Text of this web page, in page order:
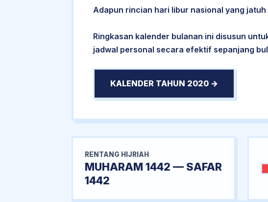
Adapun rincian hari libur nasional yang
Ringkasan kalender bulanan ini disusun
jadwal personal secara efektif sepanjang
KALENDER TAHUN 2020 →
RENTANG HIJRIAH
MUHARAM 1442 — SAFAR
1442